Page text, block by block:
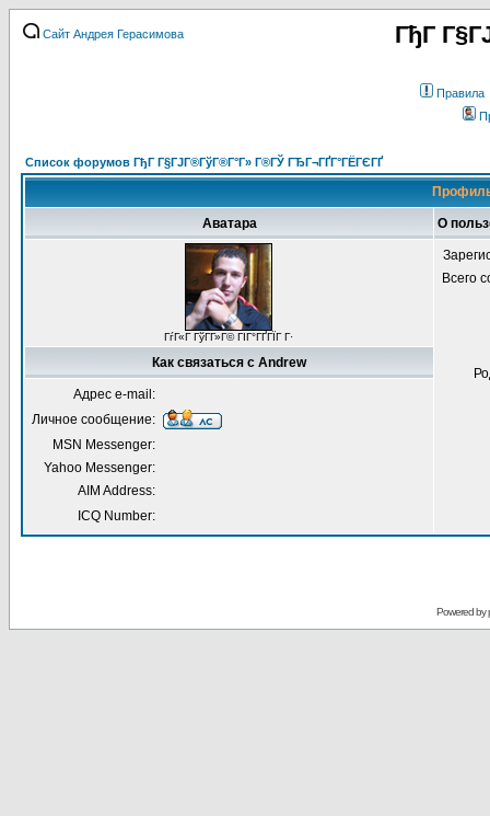
Сайт Андрея Герасимова ГђГ
Правила
Список форумов ГђГ Г§ГЈГ®ГўГ®Г°Г» Г®ГЎ ГЂГ¬ГҐГ°ГЁГЄГҐ
Аватара О
ГѓГ«Г ГўГ­Г»Г© ГІГ°ГҐГЇГ Г·
Всего
Как связаться с Andrew
Адрес e-mail:
Личное сообщение:
MSN Messenger:
Yahoo Messenger:
AIM Address:
ICQ Number:
Powered by